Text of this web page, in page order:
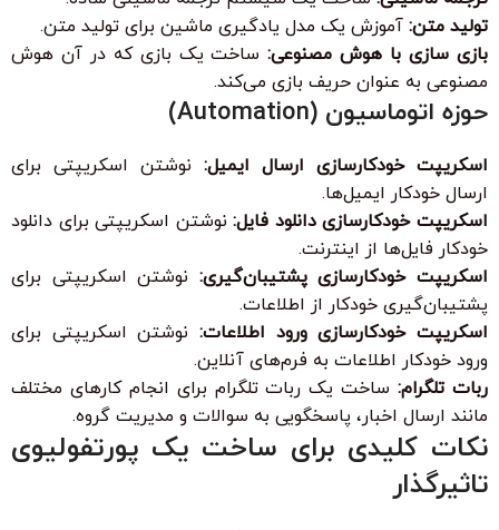
تولید متن: آموزش یک مدل یادگیری ماشین برای تولید متن.
بازی سازی با هوش مصنوعی:ساخت یک بازی که در آن هوش
مصنوعی به عنوان حریف بازی می‌کند.
حوزه اتوماسیون (Automation)
اسکریپت خودکارسازی ارسال ایمیل: نوشتن اسکریپتی برای
ارسال خودکار ایمیل‌ها.
اسکریپت خودکارسازی دانلود فایل:نوشتن اسکریپتی برای دانلود
خودکار فایل‌ها از اینترنت.
اسکریپت خودکارسازی پشتیبان‌گیری: نوشتن اسکریپتی برای
پشتیبان‌گیری خودکار از اطلاعات.
اسکریپت خودکارسازی ورود اطلاعات: نوشتن اسکریپتی برای
ورود خودکار اطلاعات به فرم‌های آنلاین.
ربات تلگرام:ساخت یک ربات تلگرام برای انجام کارهای مختلف
مانند ارسال اخبار، پاسخگویی به سوالات و مدیریت گروه.
نکات کلیدی برای ساخت یک پورتفولیوی
تاثیرگذار